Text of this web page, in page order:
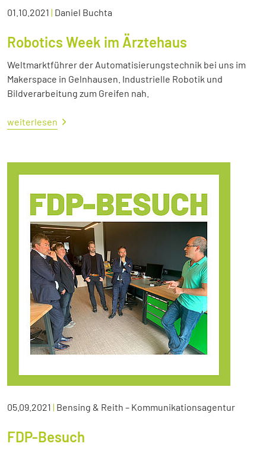
01.10.2021 | Daniel Buchta
Robotics Week im Ärztehaus
Weltmarktführer der Automatisierungstechnik bei uns im
Makerspace in Gelnhausen. Industrielle Robotik und
Bildverarbeitung zum Greifen nah.
weiterlesen
05.09.2021 | Bensing & Reith – Kommunikationsagentur
FDP-Besuch